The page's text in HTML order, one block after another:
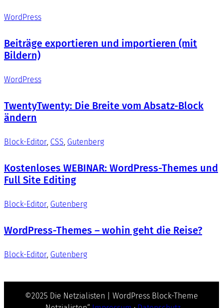
WordPress
Beiträge exportieren und importieren (mit
Bildern)
WordPress
TwentyTwenty: Die Breite vom Absatz-Block
ändern
Block-Editor CSS Gutenberg
Kostenloses WEBINAR: WordPress-Themes und
Full Site Editing
Block-Editor Gutenberg
WordPress-Themes – wohin geht die Reise?
Block-Editor Gutenberg
©2025 Die Netzialisten | WordPress Block-Theme